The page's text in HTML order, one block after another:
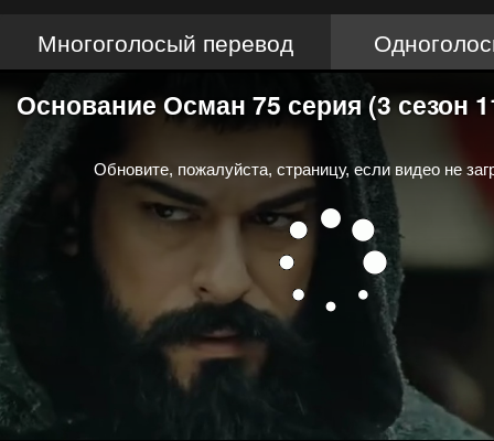
Многоголосый перевод
Основание Осман 75 серия (3 сезон
modal
Обновите, пожалуйста, страницу, если видео не